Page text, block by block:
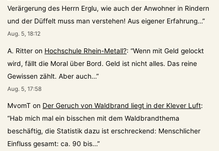
Verärgerung des Herrn Erglu, wie auch der Anwohner in Rindern
und der Düffelt muss man verstehen! Aus eigener Erfahrung…”
Aug. 5, 18:12
A. Ritter on Hochschule Rhein-Metall?: “Wenn mit Geld gelockt
wird, fällt die Moral über Bord. Geld ist nicht alles. Das reine
Gewissen zählt. Aber auch…”
Aug. 5, 17:58
MvomT on Der Geruch von Waldbrand liegt in der Klever Luft:
“Hab mich mal ein bisschen mit dem Waldbrandthema
beschäftig, die Statistik dazu ist erschreckend: Menschlicher
Einfluss gesamt: ca. 90 bis…”